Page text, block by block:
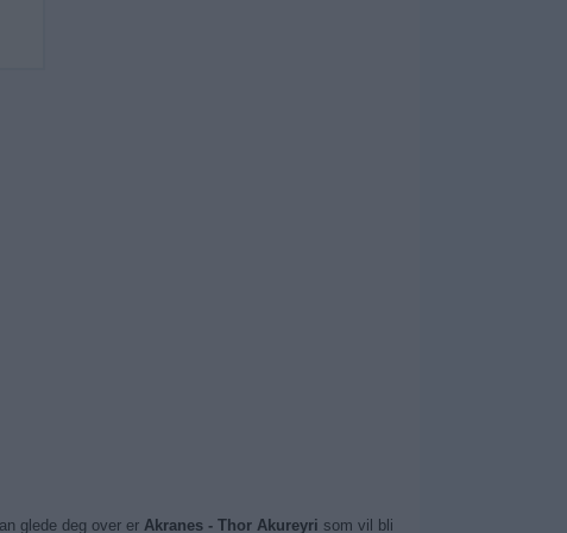
glede deg over er Akranes - Thor Akureyri som vil bli